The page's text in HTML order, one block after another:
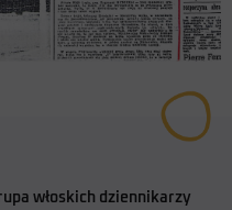
włoskich dziennikarzy